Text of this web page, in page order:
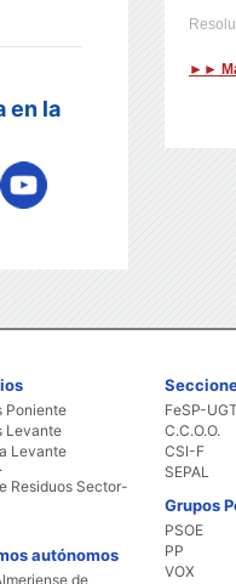
en la
►►
Poniente
Levante
Levante
Residuos Sector-
autónomos
de
FeSP-UGT
C.C.O.O.
CSI-F
SEPAL
Grupos
PSOE
PP
VOX